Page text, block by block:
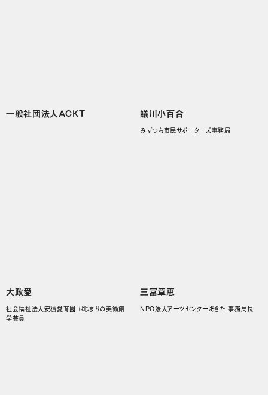
一般社団法人ACKT 蟻川小百合
みずつち市民サポーターズ事務局
大政愛
社会福祉法人安積愛育園 はじまりの美術館
学芸員
三富章恵
NPO法人アーツセンターあきた 事務局長